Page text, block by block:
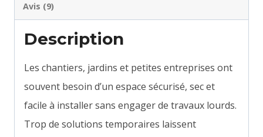
Avis (9)
Description
Les chantiers, jardins et petites entreprises ont
souvent besoin d’un espace sécurisé, sec et
facile à installer sans engager de travaux lourds.
Trop de solutions temporaires laissent